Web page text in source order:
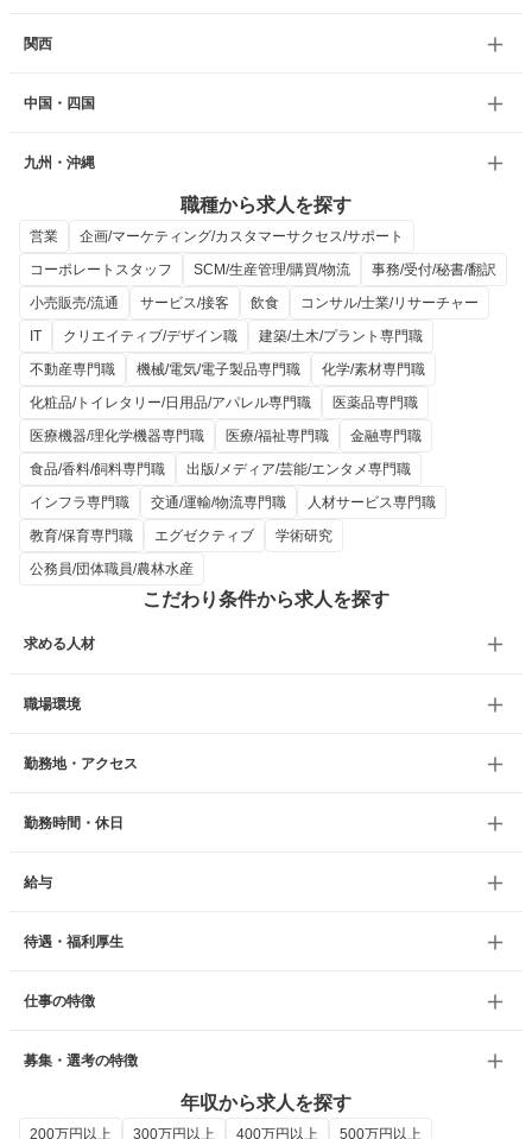
関西
中国・四国
九州・沖縄
職種から求人を探す
営業
企画/マーケティング/カスタマーサクセス/サポート
コーポレートスタッフ
SCM/生産管理/購買/物流
事務/受付/秘書/翻訳
小売販売/流通
サービス/接客 飲食
コンサル/士業/リサーチャー
IT
クリエイティブ/デザイン職
建築/土木/プラント専門職
不動産専門職
機械/電気/電子製品専門職
化学/素材専門職
化粧品/トイレタリー/日用品/アパレル専門職
医薬品専門職
医療機器/理化学機器専門職
医療/福祉専門職
金融専門職
食品/香料/飼料専門職
出版/メディア/芸能/エンタメ専門職
インフラ専門職
交通/運輸/物流専門職
人材サービス専門職
教育/保育専門職
エグゼクティブ
学術研究
公務員/団体職員/農林水産
こだわり条件から求人を探す
求める人材
職場環境
勤務地・アクセス
勤務時間・休日
給与
待遇・福利厚生
仕事の特徴
募集・選考の特徴
年収から求人を探す
200万円以上 300万円以上 400万円以上 500万円以上